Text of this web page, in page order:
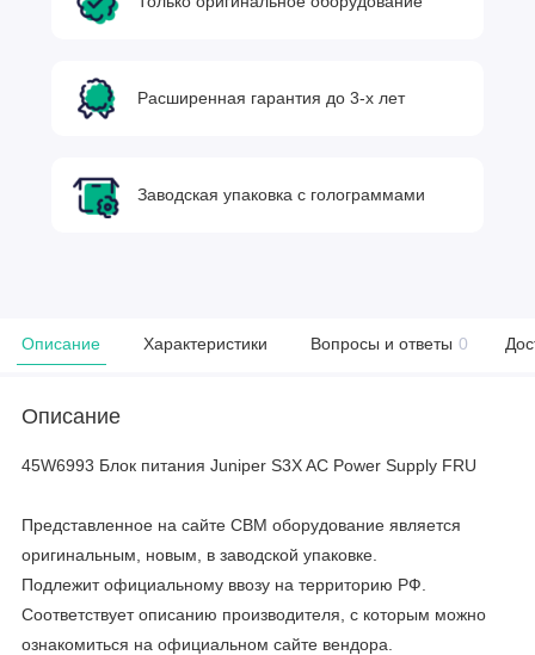
Расширенная гарантия до 3-х лет
Заводская упаковка с голограммами
Описание Характеристики Вопросы и ответы 0
Описание
45W6993 Блок питания Juniper S3X AC Power Supply FRU
Представленное на сайте CBM оборудование является
оригинальным, новым, в заводской упаковке.
Подлежит официальному ввозу на территорию РФ.
Соответствует описанию производителя, с которым можно
ознакомиться на официальном сайте вендора.